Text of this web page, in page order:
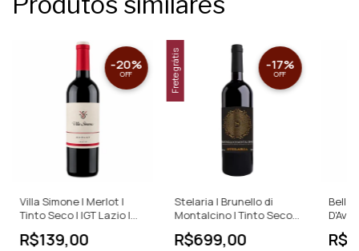
Villa Simone | Merlot |
Tinto Seco | IGT Lazio |
750ml
R$139,00
-20%
OFF Frete grátis
Stelaria | Brunello di
Montalcino | Tinto Seco |
DOCG | 750ml
R$699,00
-17%
OFF
Bella
750ml